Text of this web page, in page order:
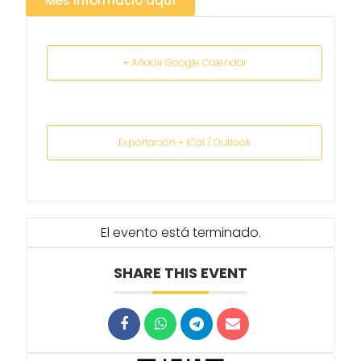
El evento está terminado.
SHARE THIS EVENT
+ Añadir Google Calendar
Exportación + iCal / Outlook